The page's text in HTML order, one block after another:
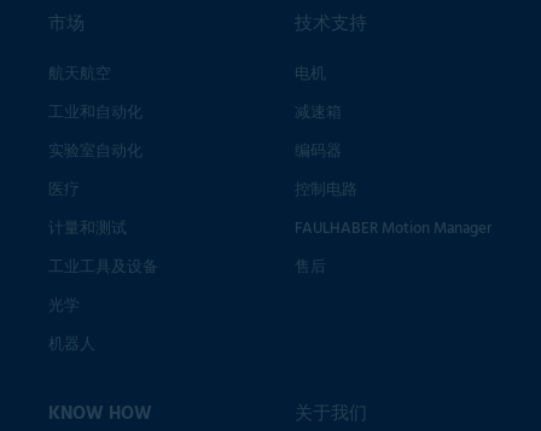
市场
航天航空
工业和自动化
实验室自动化
医疗
计量和测试
工业工具及设备
光学
机器人
技术支持
电机
减速箱
编码器
控制电路
FAULHABER Motion Manager
售后
KNOW HOW 关于我们